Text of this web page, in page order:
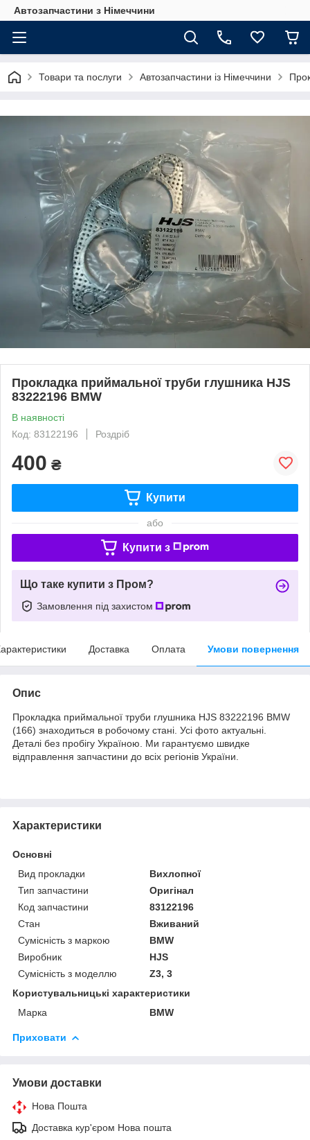
Автозапчастини з Німеччини
Товари та послуги Автозапчастини із Німеччини
Прокладка приймальної труби глушника HJS
83222196 BMW
В наявності
Код: 83122196
Роздріб
400 ₴
Купити
або
Купити з
Що таке купити з Пром?
Замовлення під захистом
Доставка Оплата Умови повернення
Опис
Прокладка приймальної труби глушника HJS 83222196 BMW
(166) знаходиться в робочому стані. Усі фото актуальні.
Деталі без пробігу Україною. Ми гарантуємо швидке
відправлення запчастини до всіх регіонів України.
Характеристики
Основні
Вид прокладки
Вихлопної
Тип запчастини
Оригінал
Код запчастини
83122196
Стан
Вживаний
Сумісність з маркою
BMW
Виробник
HJS
Сумісність з моделлю
Z3, 3
Користувальницькі характеристики
Марка
BMW
Приховати
Умови доставки
Нова Пошта
Доставка кур'єром Нова пошта